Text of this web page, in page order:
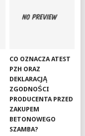
CO OZNACZA ATEST
PZH ORAZ
DEKLARACJĄ
ZGODNOŚCI
PRODUCENTA PRZED
ZAKUPEM
BETONOWEGO
SZAMBA?